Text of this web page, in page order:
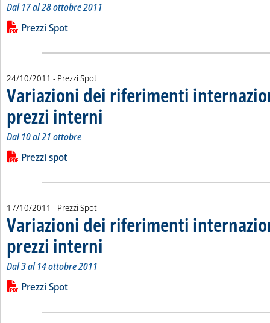
Dal 17 al 28 ottobre 2011
Leggi tutta la notizia: 'Variazioni dei riferimenti
Lista allegati PDF alla notizia
Prezzi Spot
24/10/2011 - Prezzi Spot
Variazioni dei riferimenti
prezzi interni
Dal 10 al 21 ottobre
Leggi tutta la notizia: 'Variazioni dei riferimenti
Lista allegati PDF alla notizia
Prezzi spot
17/10/2011 - Prezzi Spot
Variazioni dei riferimenti
prezzi interni
Dal 3 al 14 ottobre 2011
Leggi tutta la notizia: 'Variazioni dei riferimenti
Lista allegati PDF alla notizia
Prezzi Spot